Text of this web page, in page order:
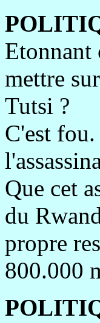
Etonnant
mettre
Tutsi ?
C'est
Que cet
du
propre
800.000